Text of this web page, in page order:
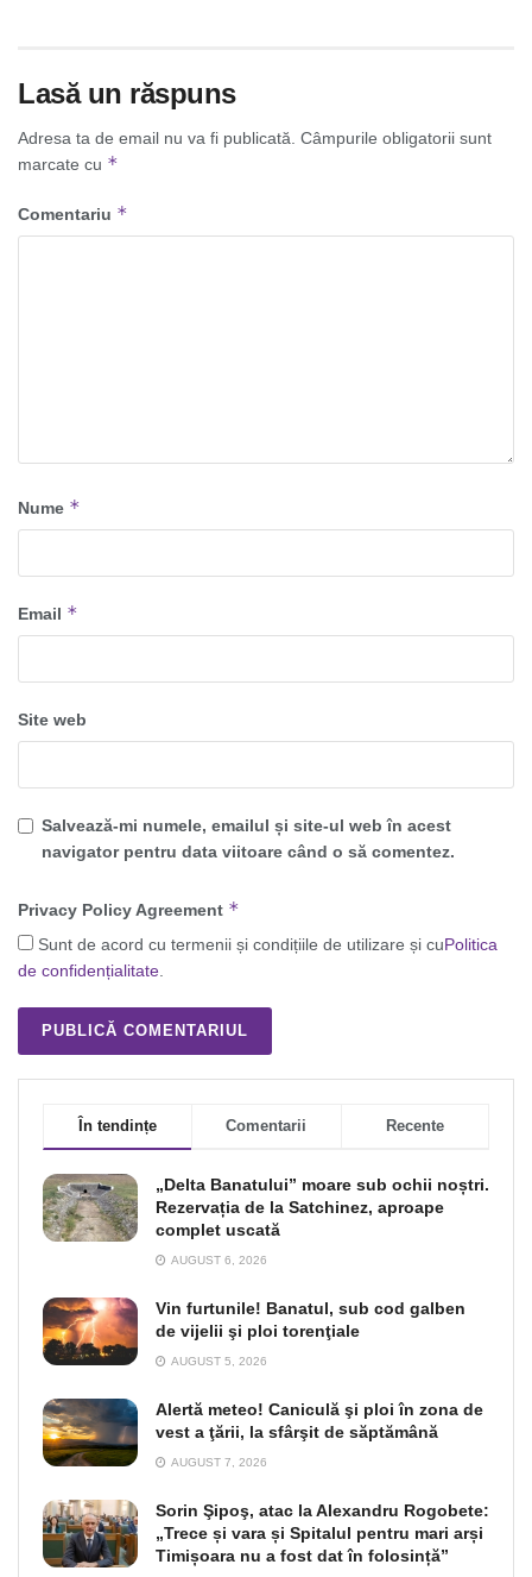
Lasă un răspuns
Adresa ta de email nu va fi publicată. Câmpurile obligatorii sunt
marcate cu *
Comentariu *
Nume *
Email *
Site web
Salvează-mi numele, emailul și site-ul web în acest
navigator pentru data viitoare când o să comentez.
Privacy Policy Agreement *
Sunt de acord cu termenii și condițiile de utilizare și cuPolitica
de confidențialitate
În tendințe Comentarii Recente
„Delta Banatului” moare sub ochii noștri.
Rezervația de la Satchinez, aproape
complet uscată
AUGUST 6, 2026
Vin furtunile! Banatul, sub cod galben
de vijelii şi ploi torenţiale
AUGUST 5, 2026
Alertă meteo! Caniculă şi ploi în zona de
vest a ţării, la sfârşit de săptămână
AUGUST 7, 2026
Sorin Şipoş, atac la Alexandru Rogobete:
„Trece și vara și Spitalul pentru mari arși
Timișoara nu a fost dat în folosință”